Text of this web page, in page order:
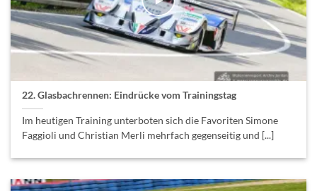
22. Glasbachrennen: Eindrücke vom Trainingstag
Im heutigen Training unterboten sich die Favoriten Simone
Faggioli und Christian Merli mehrfach gegenseitig und [...]